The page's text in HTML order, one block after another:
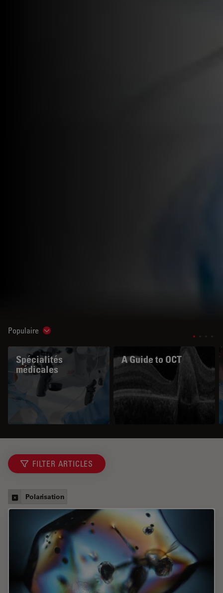
Populaire Show subnavigation
Spécialités
médicales
A Guide to OCT
FILTER ARTICLES
Polarisation